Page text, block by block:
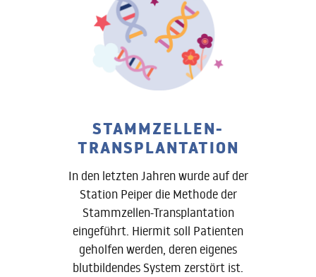
STAMMZELLEN-
TRANSPLANTATION
In den letzten Jahren wurde auf der
Station Peiper die Methode der
Stammzellen-Transplantation
eingeführt. Hiermit soll Patienten
geholfen werden, deren eigenes
blutbildendes System zerstört ist.